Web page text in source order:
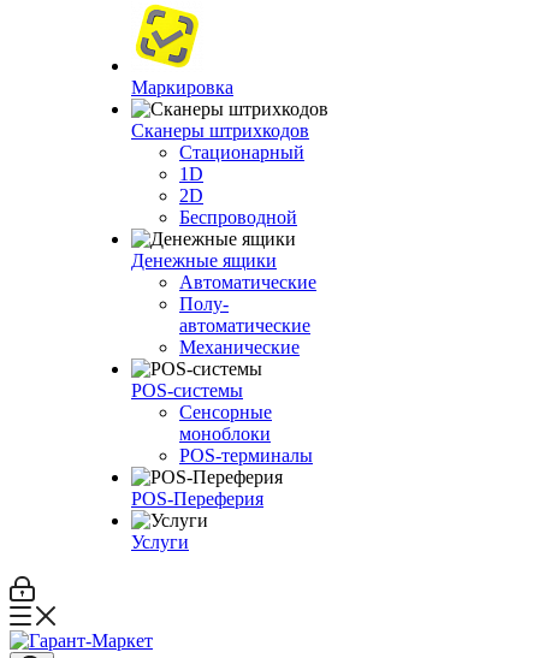
Маркировка
Сканеры штрихкодов
Стационарный
1D
2D
Беспроводной
Денежные ящики
Автоматические
Полу-
автоматические
Механические
POS-системы
Сенсорные
моноблоки
POS-терминалы
POS-Переферия
Услуги